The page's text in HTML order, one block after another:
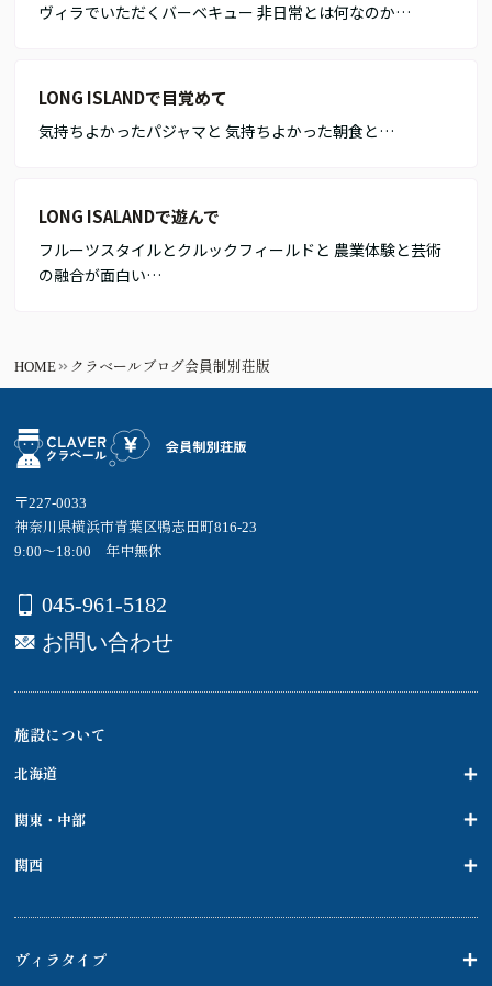
ヴィラでいただくバーベキュー 非日常とは何なのか…
LONG ISLANDで目覚めて
気持ちよかったパジャマと 気持ちよかった朝食と…
LONG ISALANDで遊んで
フルーツスタイルとクルックフィールドと 農業体験と芸術
の融合が面白い…
HOME クラベールブログ会員制別荘版
〒227-0033
神奈川県横浜市青葉区鴨志田町816-23
9:00～18:00 年中無休
045-961-5182
お問い合わせ
施設について
北海道
関東・中部
関西
ヴィラタイプ